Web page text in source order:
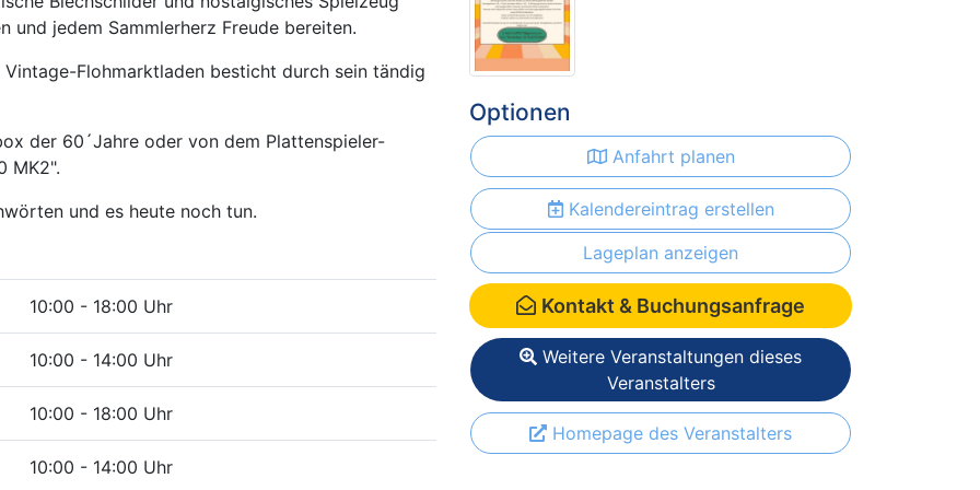
und jedem Sammlerherz Freude bereiten.
Flohmarktladen besticht durch sein tändig
der 60´Jahre oder von dem Plattenspieler-
MK2".
und es heute noch tun.
10:00 - 18:00 Uhr
10:00 - 14:00 Uhr
10:00 - 18:00 Uhr
10:00 - 14:00 Uhr
Optionen
Anfahrt planen
Kalendereintrag erstellen
Lageplan anzeigen
Kontakt & Buchungsanfrage
Weitere Veranstaltungen dieses
Veranstalters
Homepage des Veranstalters